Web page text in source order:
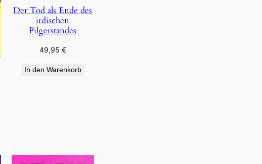
Der Tod als Ende des
irdischen
Pilgerstandes
49,95 €
In den Warenkorb